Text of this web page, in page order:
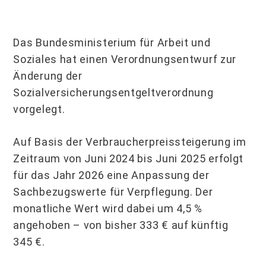
Das Bundesministerium für Arbeit und
Soziales hat einen Verordnungsentwurf zur
Änderung der
Sozialversicherungsentgeltverordnung
vorgelegt.
Auf Basis der Verbraucherpreissteigerung im
Zeitraum von Juni 2024 bis Juni 2025 erfolgt
für das Jahr 2026 eine Anpassung der
Sachbezugswerte für Verpflegung. Der
monatliche Wert wird dabei um 4,5 %
angehoben – von bisher 333 € auf künftig
345 €.